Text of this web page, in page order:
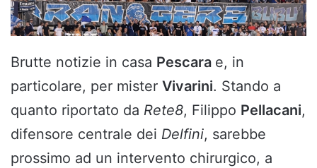
Brutte notizie in casa Pescara e, in
particolare, per mister Vivarini. Stando a
quanto riportato da Rete8, Filippo Pellacani,
difensore centrale dei Delfini, sarebbe
prossimo ad un intervento chirurgico, a